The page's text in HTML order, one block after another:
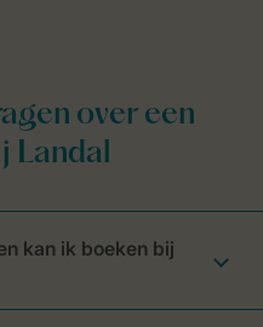
kan ik boeken bij